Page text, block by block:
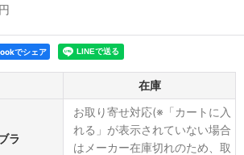
円
でシェア
在庫
ラ
お取り寄せ対応(※「カートに入
れる」が表示されていない場合
はメーカー在庫切れのため、取